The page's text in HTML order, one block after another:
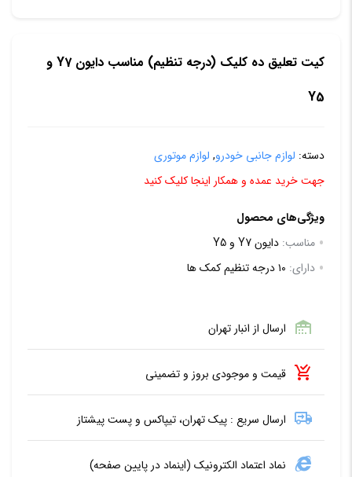
کیت تعلیق ده کلیک (درجه تنظیم) مناسب دایون Y7 و
Y5
دسته: لوازم جانبی خودرو, لوازم موتوری
جهت خرید عمده و همکار اینجا کلیک کنید
ویژگی‌های محصول
مناسب: دایون Y7 و Y5
دارای: ۱۰ درجه تنظیم کمک ها
ارسال از انبار تهران
قیمت و موجودی بروز و تضمینی
ارسال سریع : پیک تهران، تیپاکس و پست پیشتاز
نماد اعتماد الکترونیک (اینماد در پایین صفحه)